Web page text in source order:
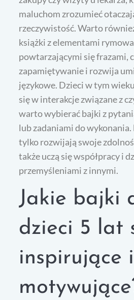
maluchom zrozumieć
rzeczywistość. Warto
książki z elementami
powtarzającymi się frazami,
zapamiętywanie i rozwija
językowe. Dzieci w tym
się w interakcje związane z
warto wybierać bajki z
lub zadaniami do
tylko rozwijają swoje
także uczą się współpracy i
przemyśleniami z innymi.
Jakie bajki
dzieci 5 lat
inspirujące i